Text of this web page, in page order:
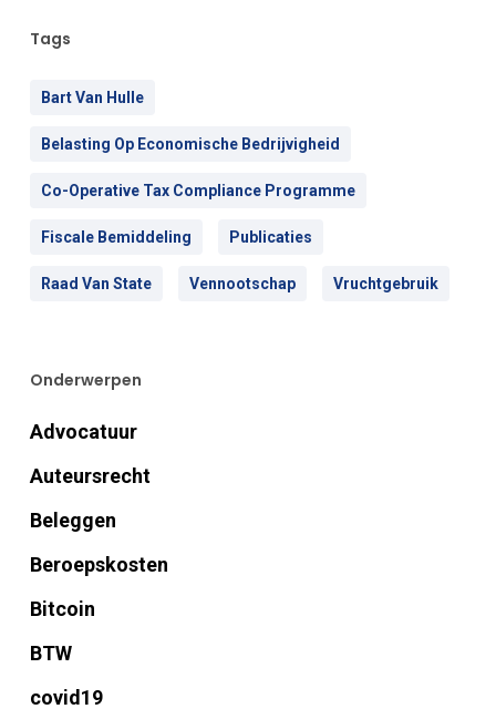
Tags
Bart Van Hulle
Belasting Op Economische Bedrijvigheid
Co-Operative Tax Compliance Programme
Fiscale Bemiddeling Publicaties
Raad Van State Vennootschap Vruchtgebruik
Onderwerpen
Advocatuur
Auteursrecht
Beleggen
Beroepskosten
Bitcoin
BTW
covid19